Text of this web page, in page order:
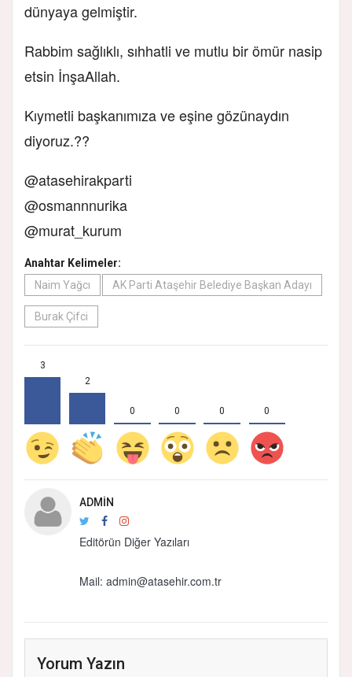
dünyaya gelmiştir.
Rabbim sağlıklı, sıhhatli ve mutlu bir ömür nasip
etsin İnşaAllah.
Kıymetli başkanımıza ve eşine gözünaydın
diyoruz.??
@atasehirakparti
@osmannnurika
@murat_kurum
Anahtar Kelimeler:
Naim Yağcı
AK Parti Ataşehir Belediye Başkan Adayı
Burak Çifci
3
2
0 0 0 0
ADMIN
Editörün Diğer Yazıları
Mail: admin@atasehir.com.tr
Yorum Yazın